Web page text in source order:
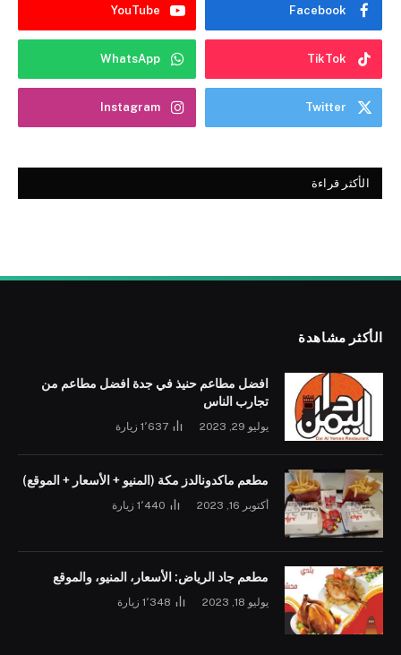
Facebook
YouTube
TikTok
WhatsApp
Twitter
Instagram
الأكثر قراءة
الأكثر مشاهدة
افضل مطاعم حنيذ في جدة افضل مطاعم من
تجارب الناس
يوليو 29, 2023 1٬637 زيارة
مطعم ماكدونالدز مكة (المنيو + الأسعار + الموقع)
أكتوبر 16, 2023 1٬440 زيارة
مطعم جاد الرياض: الأسعار، المنيو، والموقع
يوليو 18, 2023 1٬348 زيارة